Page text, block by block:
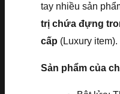
tay nhiều sản
trị chứa đựng
cấp (Luxury item).
Sản phẩm của